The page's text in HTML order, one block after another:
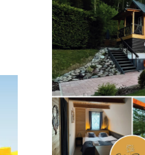
Tímea(240)
egészség (530)
forma 1 (1165)
Katinka(186)
(138)karate(168)
(448)Lewis Hamilton
Mercedes(244)
Világbajnokság(122)
(438)
Sportime
Balázs(126)tenisz
Video(247)